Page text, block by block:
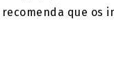
que os